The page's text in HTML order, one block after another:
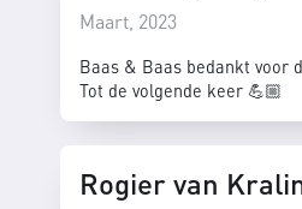
Maart, 2023
Baas & Baas bedankt voor
Tot de volgende keer 💪🏼
Rogier van